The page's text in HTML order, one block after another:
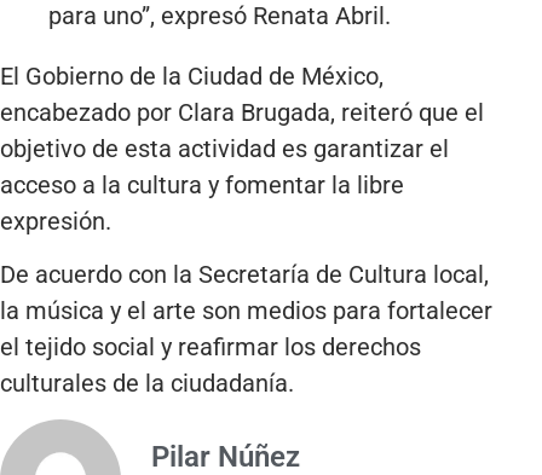
para uno”, expresó Renata Abril.
El Gobierno de la Ciudad de México,
encabezado por Clara Brugada, reiteró que el
objetivo de esta actividad es garantizar el
acceso a la cultura y fomentar la libre
expresión.
De acuerdo con la Secretaría de Cultura local,
la música y el arte son medios para fortalecer
el tejido social y reafirmar los derechos
culturales de la ciudadanía.
Pilar Núñez